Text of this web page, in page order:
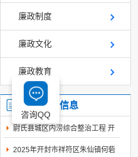
廉政制度
廉政文化
廉政教育
最新交易信息
尉氏县城区内涝综合整治工程 开
2025年开封市祥符区朱仙镇何砦
咨询QQ